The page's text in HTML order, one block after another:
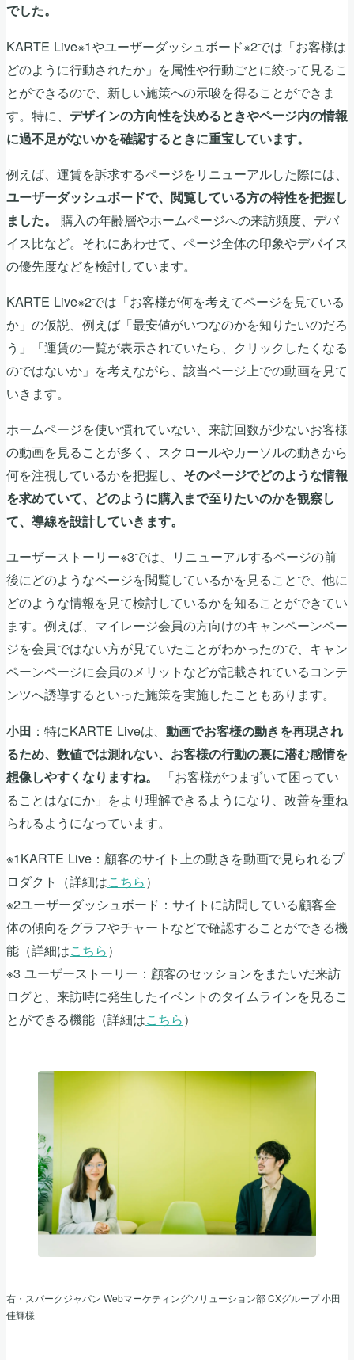
でした。
KARTE Live※1やユーザーダッシュボード※2では「お客様は
どのように行動されたか」を属性や行動ごとに絞って見るこ
とができるので、新しい施策への示唆を得ることができま
す。特に、 デザインの方向性を決めるときやページ内の情報
に過不足がないかを確認するときに重宝しています。
例えば、運賃を訴求するページをリニューアルした際には、
ユーザーダッシュボードで、閲覧している方の特性を把握し
ました。
購入の年齢層やホームページへの来訪頻度、デバ
イス比など。それにあわせて、ページ全体の印象やデバイス
の優先度などを検討しています。
KARTE Live※2では「お客様が何を考えてページを見ている
か」の仮説、例えば「最安値がいつなのかを知りたいのだろ
う」「運賃の一覧が表示されていたら、クリックしたくなる
のではないか」を考えながら、該当ページ上での動画を見て
いきます。
ホームページを使い慣れていない、来訪回数が少ないお客様
の動画を見ることが多く、スクロールやカーソルの動きから
何を注視しているかを把握し、 そのページでどのような情報
を求めていて、どのように購入まで至りたいのかを観察し
て、導線を設計していきます。
ユーザーストーリー※3では、リニューアルするページの前
後にどのようなページを閲覧しているかを見ることで、他に
どのような情報を見て検討しているかを知ることができてい
ます。例えば、マイレージ会員の方向けのキャンペーンペー
ジを会員ではない方が見ていたことがわかったので、キャン
ペーンページに会員のメリットなどが記載されているコンテ
ンツへ誘導するといった施策を実施したこともあります。
小田 ：特にKARTE Liveは、 動画でお客様の動きを再現され
るため、数値では測れない、お客様の行動の裏に潜む感情を
想像しやすくなりますね。
「お客様がつまずいて困ってい
ることはなにか」をより理解できるようになり、改善を重ね
られるようになっています。
※1KARTE Live：顧客のサイト上の動きを動画で見られるプ
ロダクト（詳細はこちら）
※2ユーザーダッシュボード：サイトに訪問している顧客全
体の傾向をグラフやチャートなどで確認することができる機
能（詳細はこちら）
※3 ユーザーストーリー：顧客のセッションをまたいだ来訪
ログと、来訪時に発生したイベントのタイムラインを見るこ
とができる機能（詳細はこちら）
右・スパークジャパン Webマーケティングソリューション部 CXグループ 小田
佳輝様